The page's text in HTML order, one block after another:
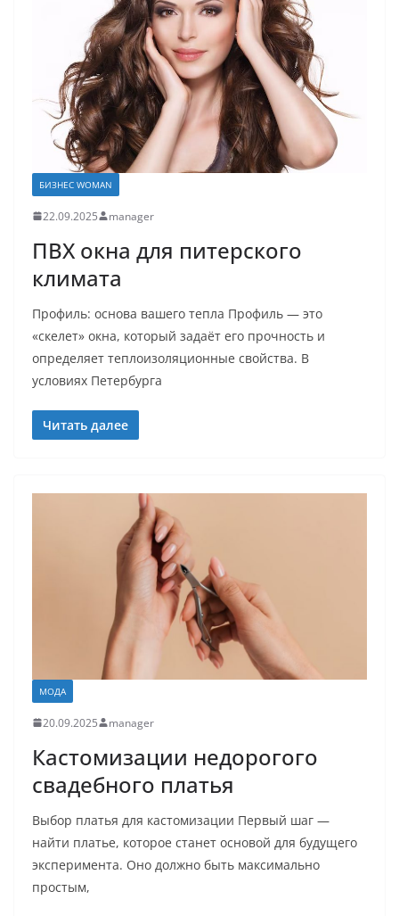
БИЗНЕС WOMAN
22.09.2025 manager
ПВХ окна для питерского
климата
Профиль: основа вашего тепла Профиль — это
«скелет» окна, который задаёт его прочность и
определяет теплоизоляционные свойства. В
условиях Петербурга
Читать далее
МОДА
20.09.2025 manager
Кастомизации недорогого
свадебного платья
Выбор платья для кастомизации Первый шаг —
найти платье, которое станет основой для будущего
эксперимента. Оно должно быть максимально
простым,